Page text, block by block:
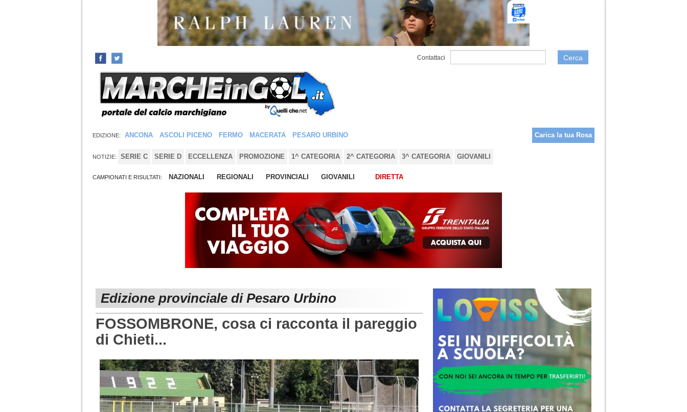
Contattaci Cerca
EDIZIONE: ANCONA ASCOLI PICENO FERMO MACERATA PESARO URBINO Carica la tua Rosa
NOTIZIE: SERIE C SERIE D ECCELLENZA PROMOZIONE 1^ CATEGORIA 2^ CATEGORIA 3^ CATEGORIA GIOVANILI
CAMPIONATI E RISULTATI: NAZIONALI REGIONALI PROVINCIALI GIOVANILI DIRETTA
Edizione provinciale di Pesaro Urbino
FOSSOMBRONE, cosa ci racconta il pareggio
di Chieti...